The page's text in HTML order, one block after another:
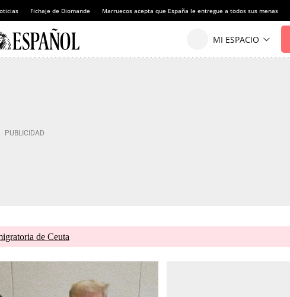
Fichaje de Diomande Marruecos acepta que España le entregue a todos sus menas
de Ceuta